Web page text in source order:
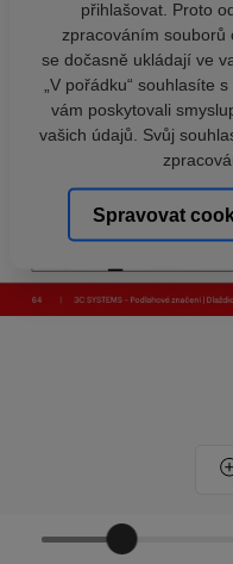
přihlašovat. Proto
zpracováním souborů
se dočasně ukládají ve
„V pořádku“ souhlasíte
vám poskytovali
vašich údajů. Svůj
Spravovat